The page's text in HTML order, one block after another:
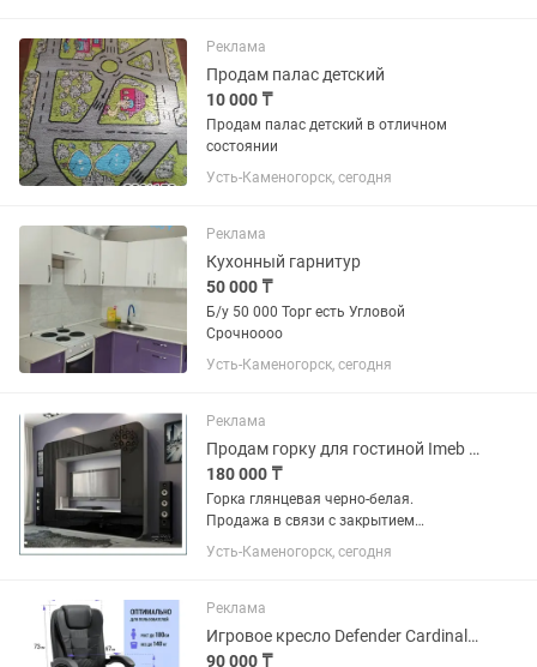
Реклама
Продам палас детский
10 000 ₸
Продам палас детский в отличном
состоянии
Усть-Каменогорск, сегодня
Реклама
Кухонный гарнитур
50 000 ₸
Б/у 50 000 Торг есть Угловой
Срочноооо
Усть-Каменогорск, сегодня
Реклама
Продам горку для гостиной Imeb производства Белоруссии
180 000 ₸
Горка глянцевая черно-белая.
Продажа в связи с закрытием
магазина. Самовывоз.
Усть-Каменогорск, сегодня
Реклама
Игровое кресло Defender Cardinal 64315, черный с Массажем
90 000 ₸